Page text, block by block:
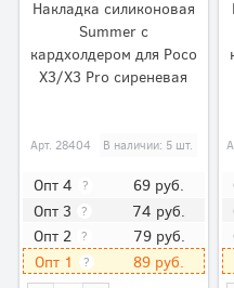
Накладка силиконовая
Summer с
кардхолдером для Poco
X3/X3 Pro сиреневая
Арт. 28404 В наличии: 5 шт.
Опт 4 ? 69 руб.
Опт 3 ? 74 руб.
Опт 2 ? 79 руб.
Опт 1 ? 89 руб.